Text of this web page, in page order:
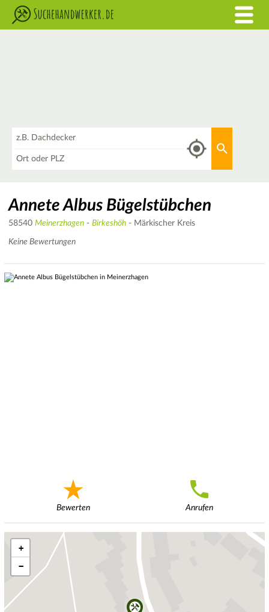
Annete Albus Bügelstübchen
58540 Meinerzhagen - Birkeshöh - Märkischer Kreis
Keine Bewertungen
Bewerten Anrufen
+
−